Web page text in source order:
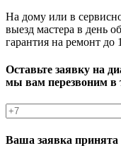
На дому или в
выезд мастера в день
гарантия на ремонт до
Оставьте заявку на
мы вам перезвоним в
Ваша заявка принята